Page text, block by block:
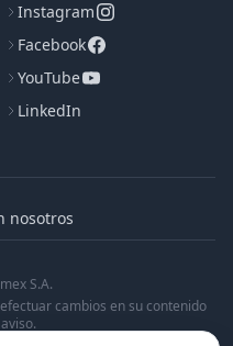
Instagram
Facebook
YouTube
LinkedIn
nosotros
S.A.
cambios en su contenido